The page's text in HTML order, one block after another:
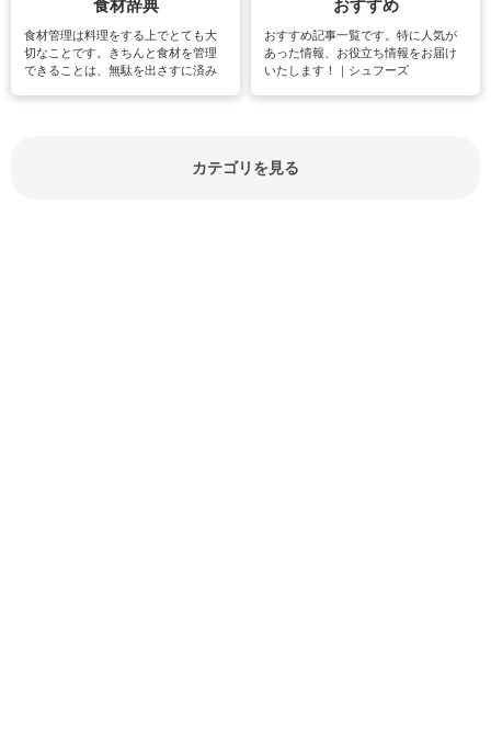
食材辞典
食材管理は料理をする上でとても大
切なことです。きちんと食材を管理
できることは、無駄を出さすに済み
おすすめ
おすすめ記事一覧です。特に人気が
あった情報、お役立ち情報をお届け
いたします！｜シュフーズ
カテゴリを見る